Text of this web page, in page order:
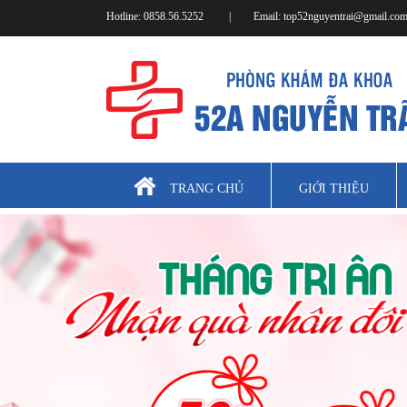
Hotline: 0858.56.5252 Email: top52nguyentrai@gmail.com
TRANG CHỦ GIỚI THIỆU